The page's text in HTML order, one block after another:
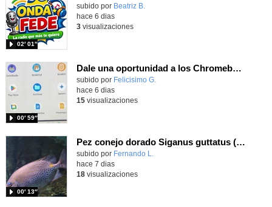
Contenido educativo.
subido por Beatriz B.
02′ 01″
hace 6 dias
3visualizaciones
Dale una oportunidad a los Chromebooks y utiliza un proyector para realizar talleres si no tienes pantallas táctiles
Contenido educativo.
subido por Felicisimo G.
00′ 59″
hace 6 dias
15visualizaciones
Pez conejo dorado Siganus guttatus (Bloch, 1786)
Contenido educativo.
subido por Fernando L.
00′ 13″
hace 7 dias
18visualizaciones